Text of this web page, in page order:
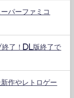
パーファミコ
了！DL版終了で
作やレトロゲー